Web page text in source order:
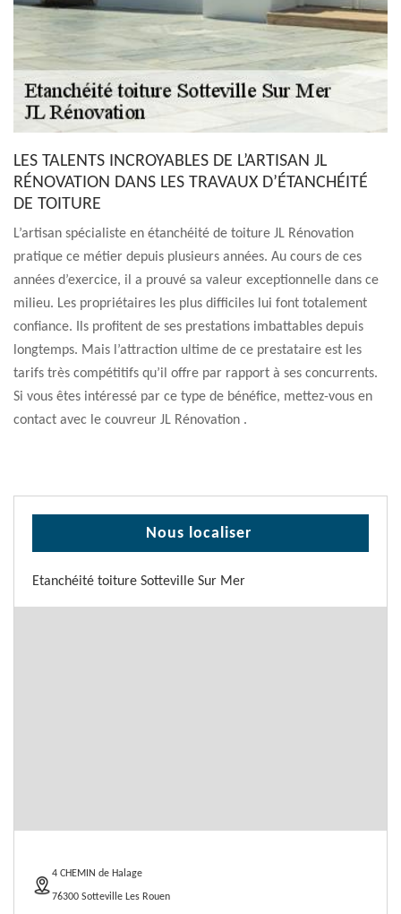
LES TALENTS INCROYABLES DE L’ARTISAN JL
RÉNOVATION DANS LES TRAVAUX D’ÉTANCHÉITÉ
DE TOITURE
L’artisan spécialiste en étanchéité de toiture JL Rénovation
pratique ce métier depuis plusieurs années. Au cours de ces
années d’exercice, il a prouvé sa valeur exceptionnelle dans ce
milieu. Les propriétaires les plus difficiles lui font totalement
confiance. Ils profitent de ses prestations imbattables depuis
longtemps. Mais l’attraction ultime de ce prestataire est les
tarifs très compétitifs qu’il offre par rapport à ses concurrents.
Si vous êtes intéressé par ce type de bénéfice, mettez-vous en
contact avec le couvreur JL Rénovation .
Nous localiser
Etanchéité toiture Sotteville Sur Mer
4 CHEMIN de Halage
76300 Sotteville Les Rouen